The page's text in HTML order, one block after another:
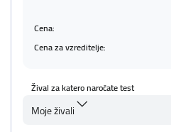
Cena:
Cena za vzreditelje:
Žival za katero naročate test
Moje živali